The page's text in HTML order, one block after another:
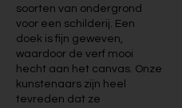
soorten van ondergrond
voor een schilderij. Een
doek is fijn geweven,
waardoor de verf mooi
hecht aan het canvas. Onze
kunstenaars zijn heel
tevreden dat ze